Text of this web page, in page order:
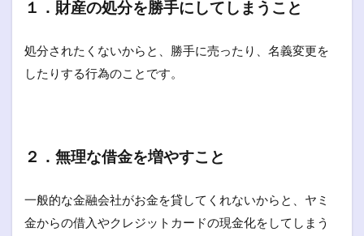
１．財産の処分を勝手にしてしまうこと
処分されたくないからと、勝手に売ったり、名義変更を
したりする行為のことです。
２．無理な借金を増やすこと
一般的な金融会社がお金を貸してくれないからと、ヤミ
金からの借入やクレジットカードの現金化をしてしまう